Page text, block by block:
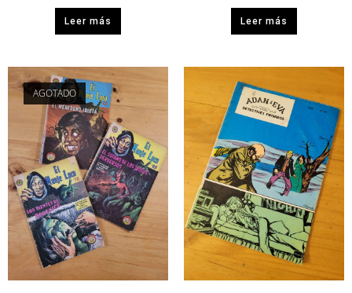
Leer más Leer más
AGOTADO